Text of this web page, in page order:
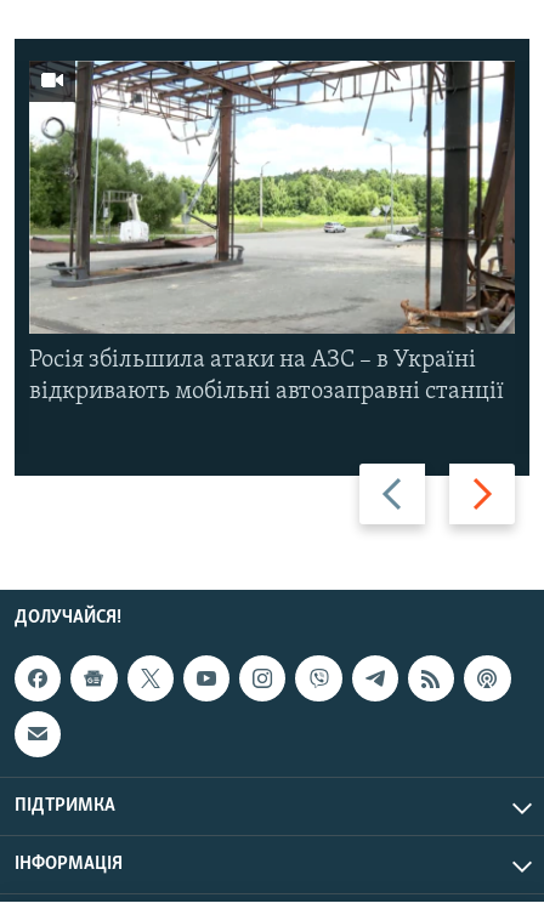
Назад Вперед
Росія збільшила атаки на АЗС – в Україні
відкривають мобільні автозаправні станції
ДОЛУЧАЙСЯ!
ПІДТРИМКА
ІНФОРМАЦІЯ